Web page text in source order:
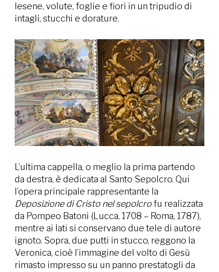
lesene, volute, foglie e fiori in un tripudio di
intagli, stucchi e dorature.
L’ultima cappella, o meglio la prima partendo
da destra, è dedicata al Santo Sepolcro. Qui
l’opera principale rappresentante la
Deposizione di Cristo nel sepolcrofu realizzata
da Pompeo Batoni (Lucca, 1708 – Roma, 1787),
mentre ai lati si conservano due tele di autore
ignoto. Sopra, due putti in stucco, reggono la
Veronica, cioè l’immagine del volto di Gesù
rimasto impresso su un panno prestatogli da